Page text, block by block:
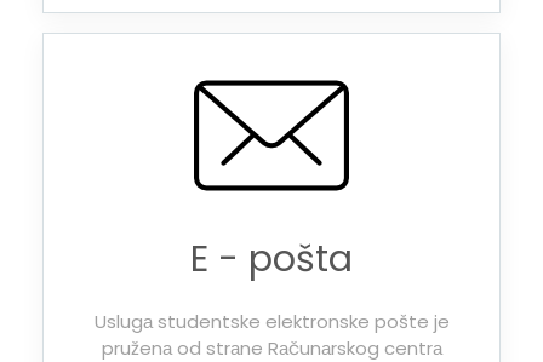
E - pošta
Uslugа studentske elektronske pošte je
pruženа od strаne Rаčunаrskog centrа